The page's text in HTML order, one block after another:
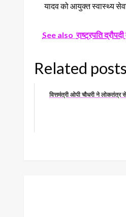
यादव को आयुक्त स्वास्थ्य
See also राष्ट्रपति
Related
वित्तमंत्री ओपी चौधरी ने